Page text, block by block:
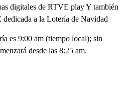
digitales de RTVE play Y también
a la Lotería de Navidad
es 9:00 am (tiempo local); sin
desde las 8:25 am.